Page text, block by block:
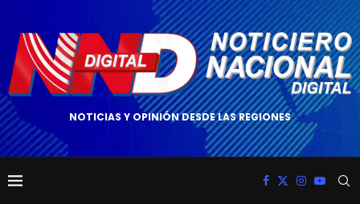
NOTICIAS Y OPINIÓN DESDE LAS REGIONES